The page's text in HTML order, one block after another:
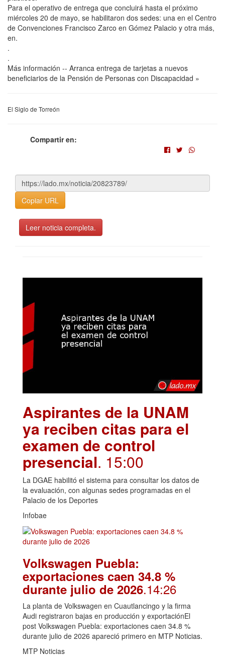
Para el operativo de entrega que concluirá hasta el próximo
miércoles 20 de mayo, se habilitaron dos sedes: una en el Centro
de Convenciones Francisco Zarco en Gómez Palacio y otra más,
en.
.
.
Más información -- Arranca entrega de tarjetas a nuevos
beneficiarios de la Pensión de Personas con Discapacidad »
El Siglo de Torreón
Compartir en:
Copiar URL
Leer noticia completa.
Aspirantes de la UNAM
ya reciben citas para el
examen de control
presencial. 15:00
La DGAE habilitó el sistema para consultar los datos de
la evaluación, con algunas sedes programadas en el
Palacio de los Deportes
Infobae
Volkswagen Puebla:
exportaciones caen 34.8 %
durante julio de 2026.14:26
La planta de Volkswagen en Cuautlancingo y la firma
Audi registraron bajas en producción y exportaciónEl
post Volkswagen Puebla: exportaciones caen 34.8 %
durante julio de 2026 apareció primero en MTP Noticias.
MTP Noticias